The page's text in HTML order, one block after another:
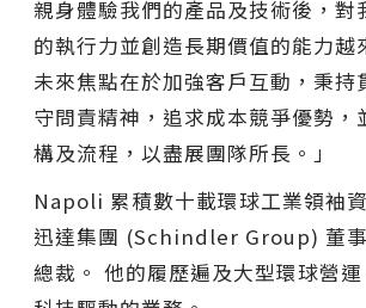
親身體驗我們的產品及技術後，對
的執行力並創造長期價值的能力越
未來焦點在於加強客戶互動，秉持
守問責精神，追求成本競爭優勢，
構及流程，以盡展團隊所長。」
Napoli 累積數十載環球工業領袖
迅達集團 (Schindler Group) 董
總裁。 他的履歷遍及大型環球營